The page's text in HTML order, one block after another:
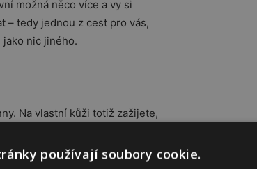
možná něco více a vy si
– tedy jednou z cest pro vás,
nic jiného.
Na vlastní kůži totiž zažijete,
bez přemýšlení nad tím, co
používají soubory cookie.